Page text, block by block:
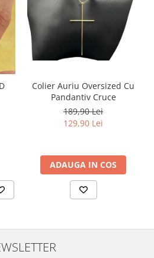
Colier Auriu Oversized Cu
Pandantiv Cruce
189,90 Lei
129,90 Lei
ADAUGA IN COS